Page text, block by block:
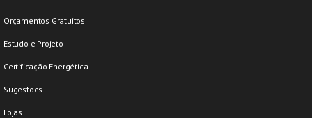
Orçamentos Gratuitos
Estudo e Projeto
Certificação Energética
Sugestões
Lojas